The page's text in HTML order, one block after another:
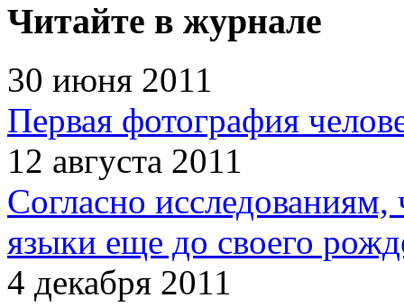
Читайте в журнале
30 июня 2011
Первая фотография
12 августа 2011
Согласно исследованиям,
языки еще до своего
4 декабря 2011